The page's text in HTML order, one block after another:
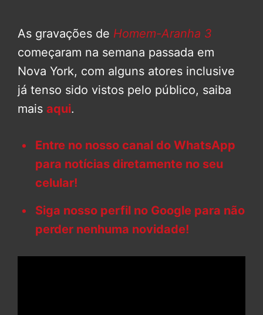
As gravações de Homem-Aranha 3
começaram na semana passada em
Nova York, com alguns atores inclusive
já tenso sido vistos pelo público, saiba
mais aqui.
Entre no nosso canal do WhatsApp
para notícias diretamente no seu
celular!
Siga nosso perfil no Google para não
perder nenhuma novidade!